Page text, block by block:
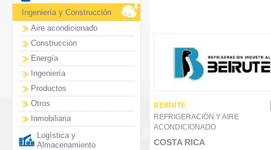
Ingeniería y Construcción
Aire acondicionado
Construcción
Energía
Ingeniería
Productos
Otros
Inmobiliaria
Logística y
Almacenamiento
BEIRUTE
REFRIGERACIÓN Y AIRE
ACONDICIONADO
COSTA RICA